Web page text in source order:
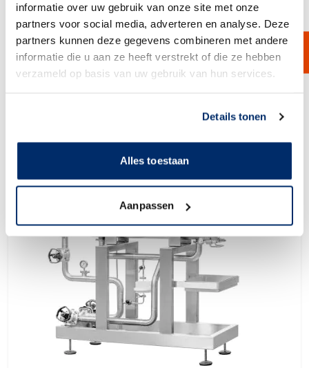
informatie over uw gebruik van onze site met onze
partners voor social media, adverteren en analyse. Deze
partners kunnen deze gegevens combineren met andere
informatie die u aan ze heeft verstrekt of die ze hebben
verzameld op basis van uw gebruik van hun services.
Details tonen
Alles toestaan
Aanpassen
Kunststof filterkaarsenhuizen
Voor toepassingen waar corrosieve of chemische vloeistoffen gefilterd
worden en waar RVS niet geschikt is, leveren wij PVDF of polypropyleen
filterkaarsen filterhuizen.